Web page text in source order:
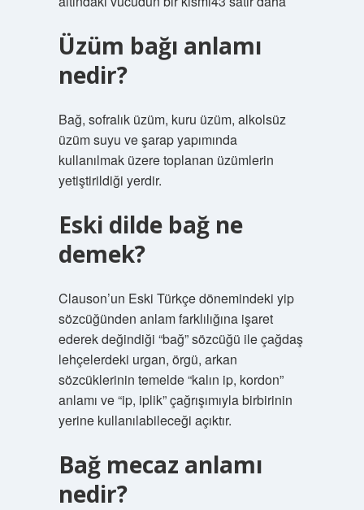
Üzüm bağı anlamı
nedir?
Bağ, sofralık üzüm, kuru üzüm, alkolsüz
üzüm suyu ve şarap yapımında
kullanılmak üzere toplanan üzümlerin
yetiştirildiği yerdir.
Eski dilde bağ ne
demek?
Clauson’un Eski Türkçe dönemindeki yip
sözcüğünden anlam farklılığına işaret
ederek değindiği “bağ” sözcüğü ile çağdaş
lehçelerdeki urgan, örgü, arkan
sözcüklerinin temelde “kalın ip, kordon”
anlamı ve “ip, iplik” çağrışımıyla birbirinin
yerine kullanılabileceği açıktır.
Bağ mecaz anlamı
nedir?